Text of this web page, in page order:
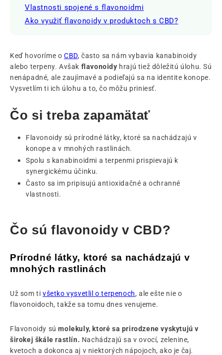
Vlastnosti spojené s flavonoidmi
Ako využiť flavonoidy v produktoch s CBD?
Keď hovoríme o CBD, často sa nám vybavia kanabinoidy
alebo terpeny. Avšak flavonoidy hrajú tiež dôležitú úlohu. Sú
nenápadné, ale zaujímavé a podieľajú sa na identite konope.
Vysvetlím ti ich úlohu a to, čo môžu priniesť.
Čo si treba zapamätať
Flavonoidy sú prírodné látky, ktoré sa nachádzajú v
konope a v mnohých rastlinách.
Spolu s kanabinoidmi a terpenmi prispievajú k
synergickému účinku.
Často sa im pripisujú antioxidačné a ochranné
vlastnosti.
Čo sú flavonoidy v CBD?
Prírodné látky, ktoré sa nachádzajú v
mnohých rastlinách
Už som ti všetko vysvetlil o terpenoch, ale ešte nie o
flavonoidoch, takže sa tomu dnes venujeme.
Flavonoidy sú molekuly, ktoré sa prirodzene vyskytujú v
širokej škále rastlín. Nachádzajú sa v ovocí, zelenine,
kvetoch a dokonca aj v niektorých nápojoch, ako je čaj.